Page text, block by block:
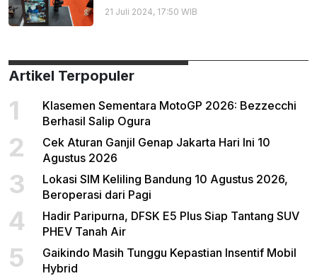
21 Juli 2024, 17:50 WIB
Artikel Terpopuler
1
Klasemen Sementara MotoGP 2026: Bezzecchi
Berhasil Salip Ogura
2
Cek Aturan Ganjil Genap Jakarta Hari Ini 10
Agustus 2026
3
Lokasi SIM Keliling Bandung 10 Agustus 2026,
Beroperasi dari Pagi
4
Hadir Paripurna, DFSK E5 Plus Siap Tantang SUV
PHEV Tanah Air
5
Gaikindo Masih Tunggu Kepastian Insentif Mobil
Hybrid